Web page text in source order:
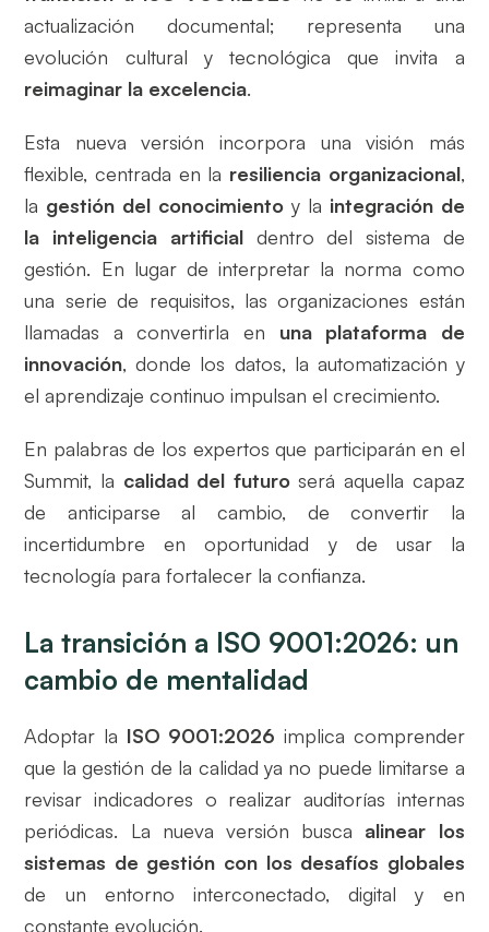
actualización documental; representa una
evolución cultural y tecnológica que invita a
reimaginar la excelencia.
Esta nueva versión incorpora una visión más
flexible, centrada en la resiliencia organizacional,
la gestión del conocimiento y la integración de
la inteligencia artificialdentro del sistema de
gestión. En lugar de interpretar la norma como
una serie de requisitos, las organizaciones están
llamadas a convertirla en una plataforma de
innovación, donde los datos, la automatización y
el aprendizaje continuo impulsan el crecimiento.
En palabras de los expertos que participarán en el
Summit, la calidad del futuroserá aquella capaz
de anticiparse al cambio, de convertir la
incertidumbre en oportunidad y de usar la
tecnología para fortalecer la confianza.
La transición a ISO 9001:2026: un
cambio de mentalidad
Adoptar la ISO 9001:2026 implica comprender
que la gestión de la calidad ya no puede limitarse a
revisar indicadores o realizar auditorías internas
periódicas. La nueva versión busca alinear los
sistemas de gestión con los desafíos globales
de un entorno interconectado, digital y en
constante evolución.